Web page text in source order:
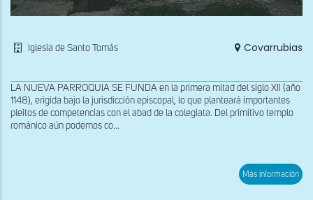
Iglesia de Santo Tomás Covarrubias
LA NUEVA PARROQUIA SE FUNDA en la primera mitad del siglo XII (año
1148), erigida bajo la jurisdicción episcopal, lo que planteará importantes
pleitos de competencias con el abad de la colegiata. Del primitivo templo
románico aún podemos co...
Más información